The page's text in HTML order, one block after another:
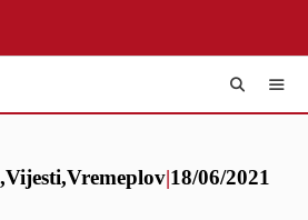
,Vijesti,Vremeplov|18/06/2021